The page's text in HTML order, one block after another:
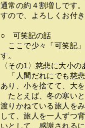
通常の約４割増しです
すので、よろしくお付
○ 可笑記の話
ここで少々「可笑記
す。
〈その1〉慈悲に大小
「人間だれにでも慈
あり、小を捨てて、大
たとえば、冬の寒い
渡りかねている旅人を
して、旅人を一人ずつ
いとして、感謝される